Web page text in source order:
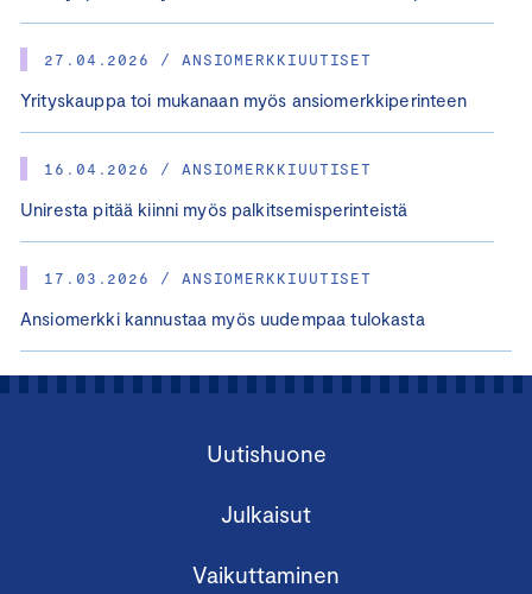
27.04.2026 / ANSIOMERKKIUUTISET
Yrityskauppa toi mukanaan myös ansiomerkkiperinteen
16.04.2026 / ANSIOMERKKIUUTISET
Uniresta pitää kiinni myös palkitsemisperinteistä
17.03.2026 / ANSIOMERKKIUUTISET
Ansiomerkki kannustaa myös uudempaa tulokasta
Uutishuone
Julkaisut
Vaikuttaminen